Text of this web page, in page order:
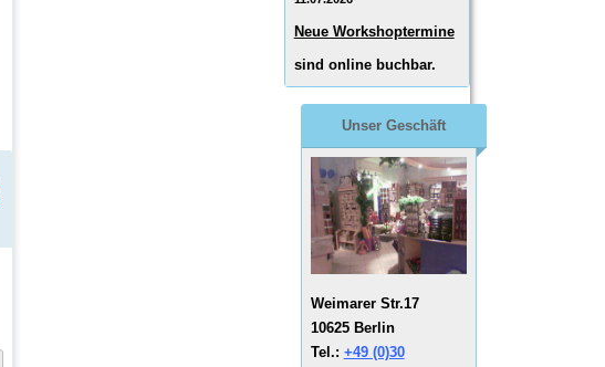
Neue Workshoptermine
sind online buchbar.
Unser Geschäft
Weimarer Str.17
10625 Berlin
Tel.: +49 (0)30